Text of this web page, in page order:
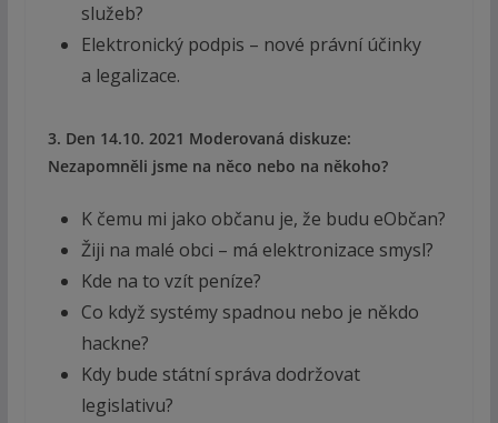
služeb?
Elektronický podpis – nové právní účinky
a legalizace.
3. Den 14.10. 2021 Moderovaná diskuze:
Nezapomněli jsme na něco nebo na někoho?
K čemu mi jako občanu je, že budu eObčan?
Žiji na malé obci – má elektronizace smysl?
Kde na to vzít peníze?
Co když systémy spadnou nebo je někdo
hackne?
Kdy bude státní správa dodržovat
legislativu?